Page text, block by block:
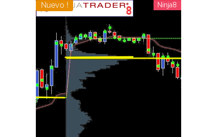
Nuevo ! Ninja8